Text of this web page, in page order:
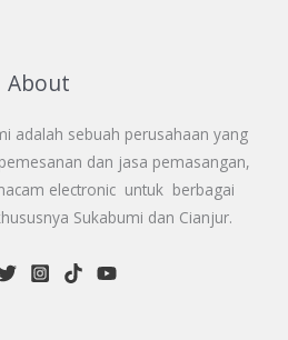
About
adalah sebuah perusahaan yang
dan jasa pemasangan,
electronic untuk berbagai
Sukabumi dan Cianjur.